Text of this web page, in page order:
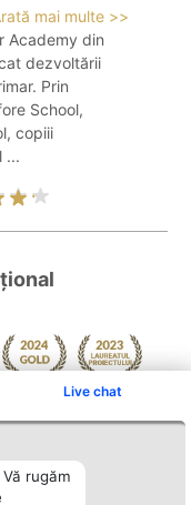
Live chat
rugăm
mai multe >>
Academy din
dezvoltării
Prin
School,
copiii
...
Arată mai multe >>
de
un exemplu
cât și